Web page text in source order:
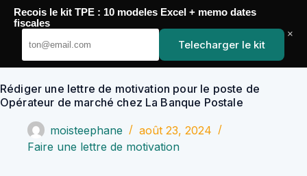
Passer
contenu
YoupiJobs
Rédiger une lettre de motivation pour le poste de
Opérateur de marché chez La Banque Postale
moisteephane
août 23, 2024
Faire une lettre de motivation
Recois le kit TPE : 10 modeles Excel + memo dates
fiscales
Telecharger le kit
×